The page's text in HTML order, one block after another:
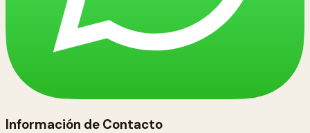
Información de Contacto